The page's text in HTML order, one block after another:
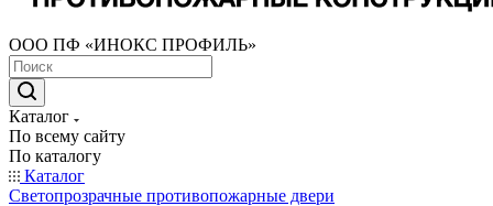
ООО ПФ «ИНОКС ПРОФИЛЬ»
Каталог
По всему сайту
По каталогу
Каталог
Светопрозрачные противопожарные двери